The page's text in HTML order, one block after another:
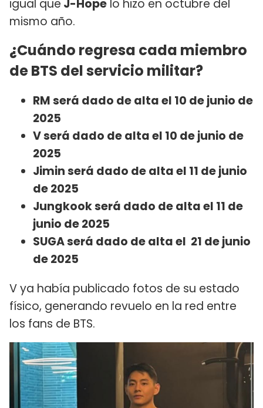
igual que J-Hope lo hizo en octubre del
mismo año.
¿Cuándo regresa cada miembro
de BTS del servicio militar?
RM será dado de alta el 10 de junio de
2025
V será dado de alta el 10 de junio de
2025
Jimin será dado de alta el 11 de junio
de 2025
Jungkook será dado de alta el 11 de
junio de 2025
SUGA será dado de alta el 21 de junio
de 2025
V ya había publicado fotos de su estado
físico, generando revuelo en la red entre
los fans de BTS.